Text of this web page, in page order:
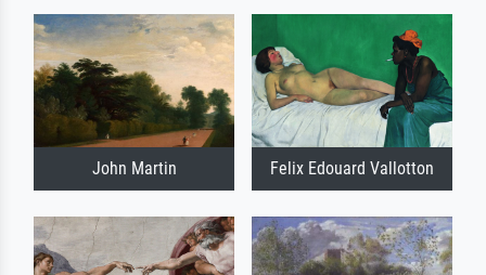
John Martin Felix Edouard Vallotton